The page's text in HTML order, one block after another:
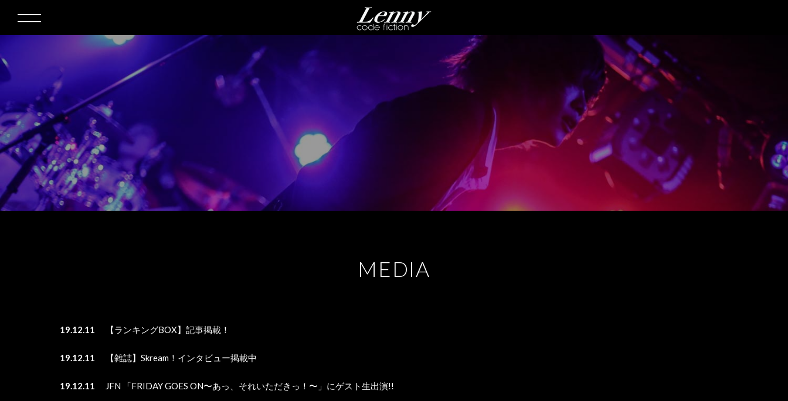
M EDIA
19.12.11 【ランキングBOX】記事掲載！
19.12.11 【雑誌】Skream！インタビュー掲載中
19.12.11 JFN 「FRIDAY GOES ON〜あっ、それいただきっ！〜」にゲスト生出演!!